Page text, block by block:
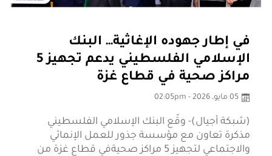
في إطار جهوده الإغاثية… البنك
الإسلامي الفلسطيني يدعم تجهيز 5
مراكز صحية في قطاع غزة
05 مايو، 2026 - 02:05pm
(شبكة أجيال)- وقّع البنك الإسلامي الفلسطيني
مذكرة تعاون مع مؤسسة جذور للعمل الإنمائي
والاجتماعي لتجهيز 5 مراكز صحيةفي قطاع غزة من